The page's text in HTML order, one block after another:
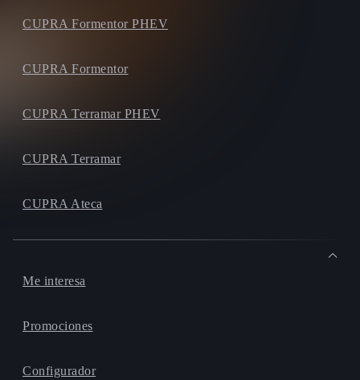
CUPRA Formentor PHEV
CUPRA Formentor
CUPRA Terramar PHEV
CUPRA Terramar
CUPRA Ateca
Me interesa
Promociones
Configurador